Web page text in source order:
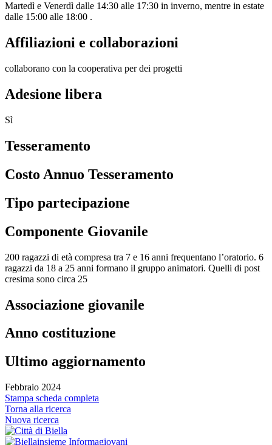
Martedì e Venerdì dalle 14:30 alle 17:30 in inverno, mentre in estate
dalle 15:00 alle 18:00 .
Affiliazioni e collaborazioni
collaborano con la cooperativa per dei progetti
Adesione libera
Sì
Tesseramento
Costo Annuo Tesseramento
Tipo partecipazione
Componente Giovanile
200 ragazzi di età compresa tra 7 e 16 anni frequentano l’oratorio. 6
ragazzi da 18 a 25 anni formano il gruppo animatori. Quelli di post
cresima sono circa 25
Associazione giovanile
Anno costituzione
Ultimo aggiornamento
Febbraio 2024
Stampa scheda completa
Torna alla ricerca
Nuova ricerca